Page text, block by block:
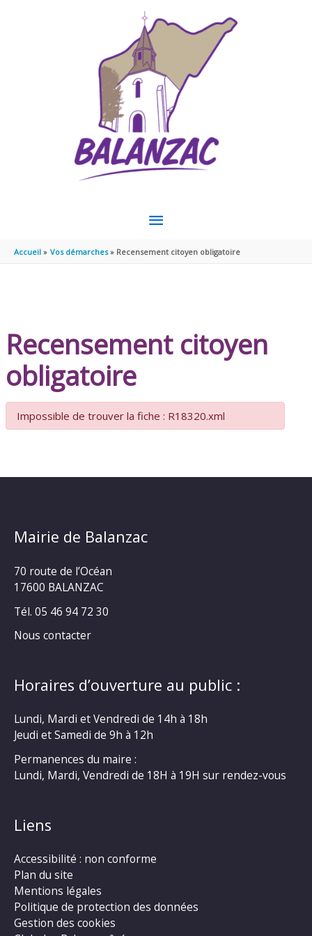
MENU
PRINCIPAL
Accueil Vos démarches Recensement citoyen obligatoire
Recensement citoyen
obligatoire
Impossible de trouver la fiche : R18320.xml
Mairie de Balanzac
70 route de l’Océan
17600 BALANZAC
Tél. 05 46 94 72 30
Nous contacter
Horaires d’ouverture au public :
Lundi, Mardi et Vendredi de 14h à 18h
Jeudi et Samedi de 9h à 12h
Permanences du maire :
Lundi, Mardi, Vendredi de 18H à 19H sur rendez-vous
Liens
Accessibilité : non conforme
Plan du site
Mentions légales
Politique de protection des données
Gestion des cookies